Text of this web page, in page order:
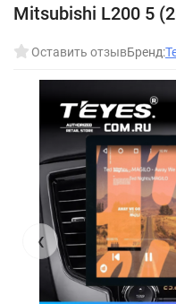
Mitsubishi L200 5
Оставить отзывБренд:
‹